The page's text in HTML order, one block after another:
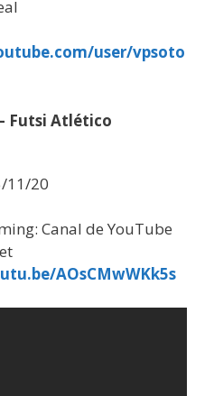
user/vpsoto
Futsi Atlético
11/20
Canal de YouTube
AOsCMwWKk5s